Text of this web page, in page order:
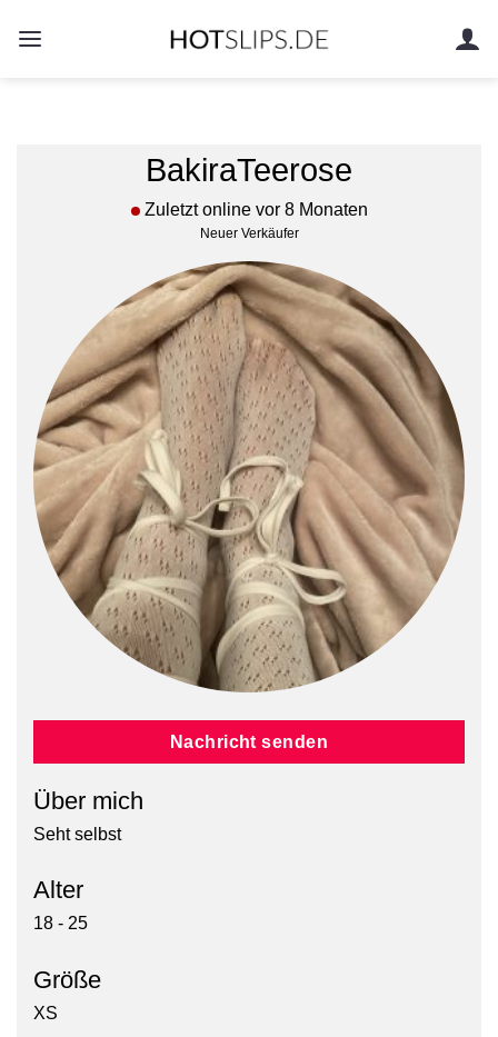
Inhalt
BakiraTeerose
Zuletzt online vor 8 Monaten
Neuer Verkäufer
Nachricht senden
Über mich
Seht selbst
Alter
18 - 25
Größe
XS